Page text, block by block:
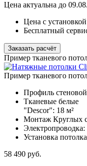
Цена актуальна до
Цена с установкой
Бесплатный
Заказать расчёт
Пример тканевого
Пример тканевого
Профиль
Тканевые белые
"Descor": 18 м²
Монтаж Круглых
Электропроводка:
Установка
58 490 руб.